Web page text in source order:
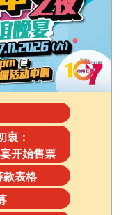
衷：
开始售票
款表格